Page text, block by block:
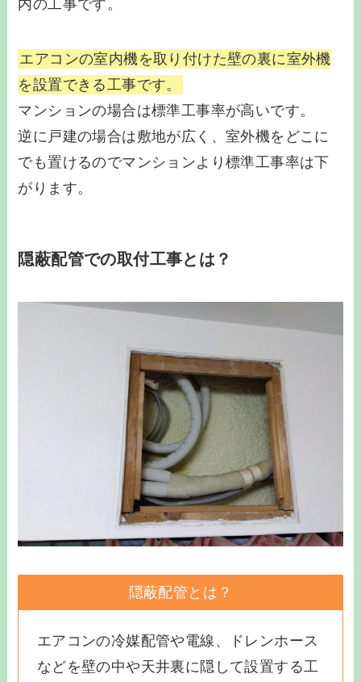
内の工事です。
エアコンの室内機を取り付けた壁の裏に室外機
を設置できる工事です。
マンションの場合は標準工事率が高いです。
逆に戸建の場合は敷地が広く、室外機をどこに
でも置けるのでマンションより標準工事率は下
がります。
隠蔽配管での取付工事とは？
隠蔽配管とは？
エアコンの冷媒配管や電線、ドレンホース
などを壁の中や天井裏に隠して設置する工